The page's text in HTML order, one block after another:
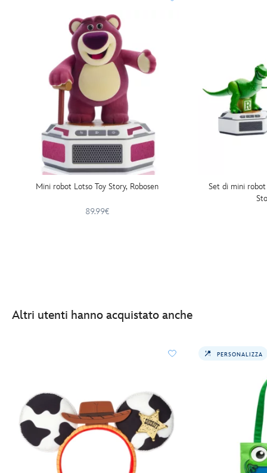
Mini robot Lotso Toy Story, Robosen
89.99€
Set di mini robot
Altri utenti hanno acquistato anche
PERSONALIZZA